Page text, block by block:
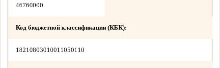
46760000
Код бюджетной классификации (КБК):
18210803010011050110